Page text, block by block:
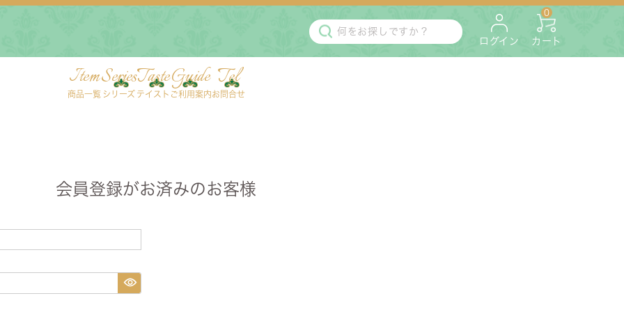
ログイン カート
0
Item
商品一覧
Series
シリーズ
Taste
テイスト
Guide
ご利用案内
Tel
お問合せ
デスク・ワゴン・スクリーン
会員登録がお済みのお客様